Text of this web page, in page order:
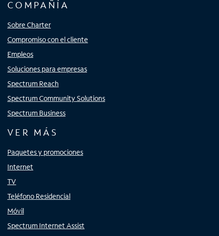
COMPAÑÍA
Sobre Charter
Compromiso con el cliente
Empleos
Soluciones para empresas
Spectrum Reach
Spectrum Community Solutions
Spectrum Business
VER MÁS
Paquetes y promociones
Internet
TV
Teléfono Residencial
Móvil
Spectrum Internet Assist